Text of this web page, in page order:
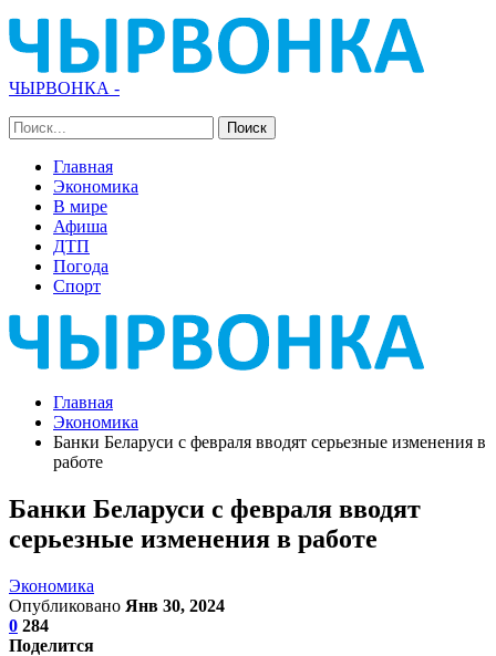
ЧЫРВОНКА -
Главная
Экономика
В мире
Афиша
ДТП
Погода
Спорт
Главная
Экономика
Банки Беларуси с февраля вводят серьезные изменения в
работе
Банки Беларуси с февраля вводят
серьезные изменения в работе
Экономика
Опубликовано Янв 30, 2024
0 284
Поделится